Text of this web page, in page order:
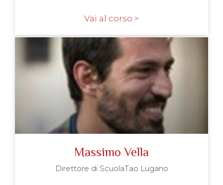
Vai al corso >
Massimo Vella
Direttore di ScuolaTao Lugano